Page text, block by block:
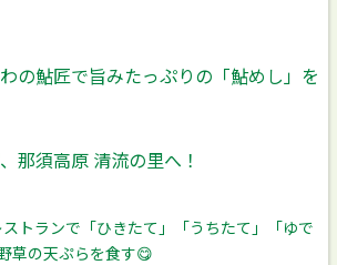
の鮎匠で旨みたっぷりの「鮎めし」を
那須高原 清流の里へ！
トランで「ひきたて」「うちたて」「ゆで
草の天ぷらを食す😋